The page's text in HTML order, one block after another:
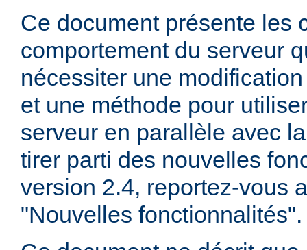
Ce document présente les
comportement du serveur
nécessiter une
et une méthode pour
serveur en parallèle avec
tirer parti des nouvelles
version 2.4, reportez-vous
"Nouvelles fonctionnalités".